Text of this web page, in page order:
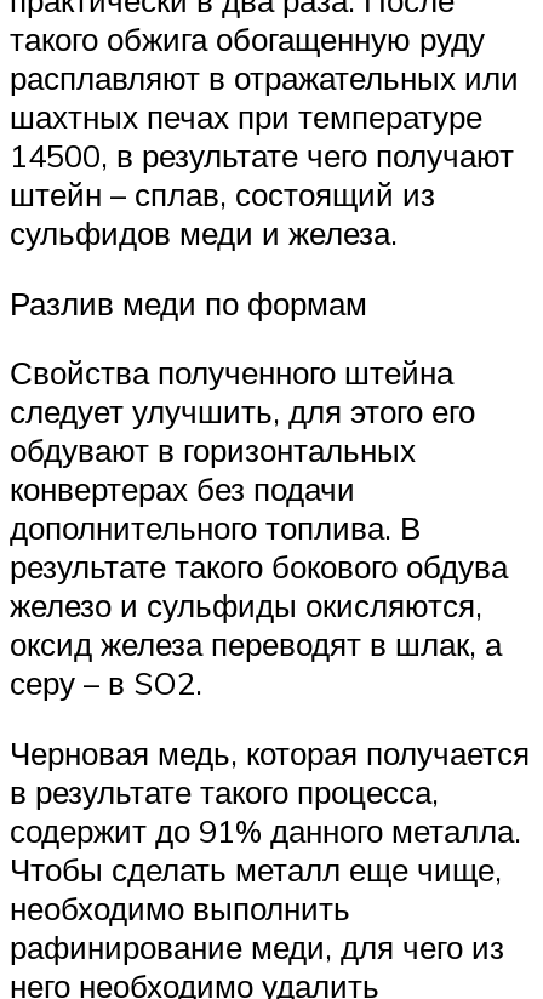
такого обжига обогащенную руду
расплавляют в отражательных или
шахтных печах при температуре
14500, в результате чего получают
штейн – сплав, состоящий из
сульфидов меди и железа.
Разлив меди по формам
Свойства полученного штейна
следует улучшить, для этого его
обдувают в горизонтальных
конвертерах без подачи
дополнительного топлива. В
результате такого бокового обдува
железо и сульфиды окисляются,
оксид железа переводят в шлак, а
серу – в SO2.
Черновая медь, которая получается
в результате такого процесса,
содержит до 91% данного металла.
Чтобы сделать металл еще чище,
необходимо выполнить
рафинирование меди, для чего из
него необходимо удалить